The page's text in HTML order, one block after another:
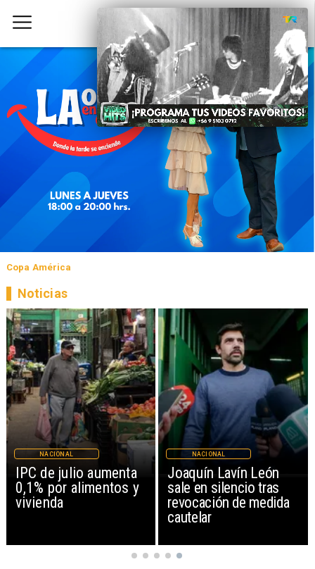
Copa América
IPC de julio aumenta
0,1% por alimentos y
vivienda
NACIONAL
Joaquín Lavín León
sale en silencio tras
revocación de medida
cautelar
NACIONAL
Noticias